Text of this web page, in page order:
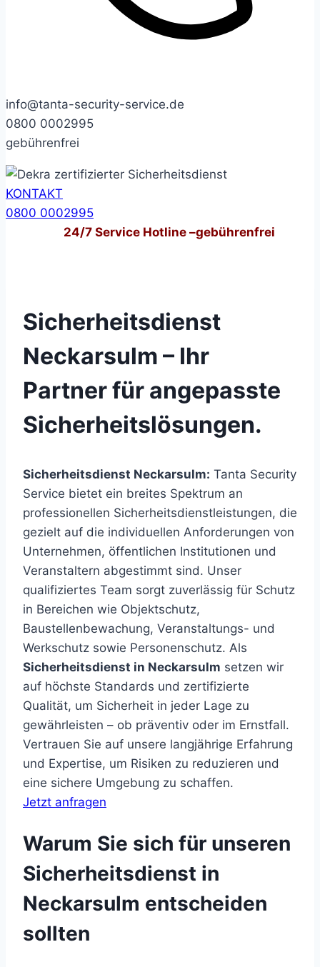
info@tanta-security-service.de
0800 0002995
gebührenfrei
KONTAKT
0800 0002995
24/7Service Hotline –gebührenfrei
Sicherheitsdienst
Neckarsulm – Ihr
Partner für angepasste
Sicherheitslösungen.
Sicherheitsdienst Neckarsulm: Tanta Security
Service bietet ein breites Spektrum an
professionellen Sicherheitsdienstleistungen, die
gezielt auf die individuellen Anforderungen von
Unternehmen, öffentlichen Institutionen und
Veranstaltern abgestimmt sind. Unser
qualifiziertes Team sorgt zuverlässig für Schutz
in Bereichen wie Objektschutz,
Baustellenbewachung, Veranstaltungs- und
Werkschutz sowie Personenschutz. Als
Sicherheitsdienst in Neckarsulm setzen wir
auf höchste Standards und zertifizierte
Qualität, um Sicherheit in jeder Lage zu
gewährleisten – ob präventiv oder im Ernstfall.
Vertrauen Sie auf unsere langjährige Erfahrung
und Expertise, um Risiken zu reduzieren und
eine sichere Umgebung zu schaffen.
Jetzt anfragen
Warum Sie sich für unseren
Sicherheitsdienst in
Neckarsulm entscheiden
sollten